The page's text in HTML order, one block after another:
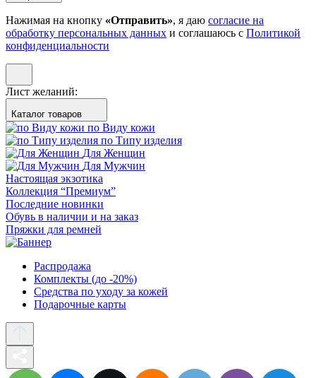
Нажимая на кнопку «Отправить», я даю согласие на
обработку персональных данных и соглашаюсь с Политикой
конфиденциальности
Лист желаний:
Каталог товаров
по Виду кожи
по Типу изделия
Для Женщин
Для Мужчин
Настоящая экзотика
Коллекция “Премиум”
Последние новинки
Обувь в наличии и на заказ
Пряжки для ремней
Распродажа
Комплекты (до -20%)
Средства по уходу за кожей
Подарочные карты